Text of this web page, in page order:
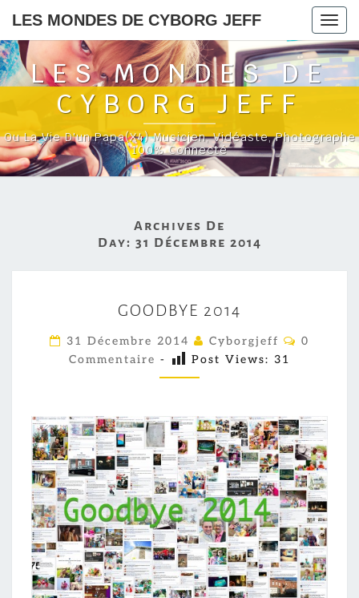
LES MONDES DE CYBORG JEFF
LES MONDES DE
CYBORG JEFF
Ou La Vie D'un Papa(x4) Musicien, Vidéaste, Photographe
100% Connecté
Archives De
Day: 31 Décembre 2014
O
O
D
B
E
2
0
1
4
GOODBYE 2014
31 Décembre 2014 Cyborgjeff
C
T
A
I
R
E
S
0
Commentaire - Post Views: 31